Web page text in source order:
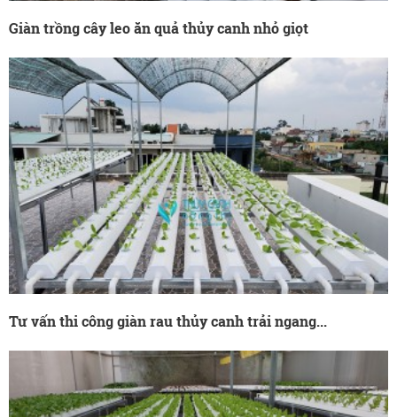
Giàn trồng cây leo ăn quả thủy canh nhỏ giọt
Tư vấn thi công giàn rau thủy canh trải ngang...